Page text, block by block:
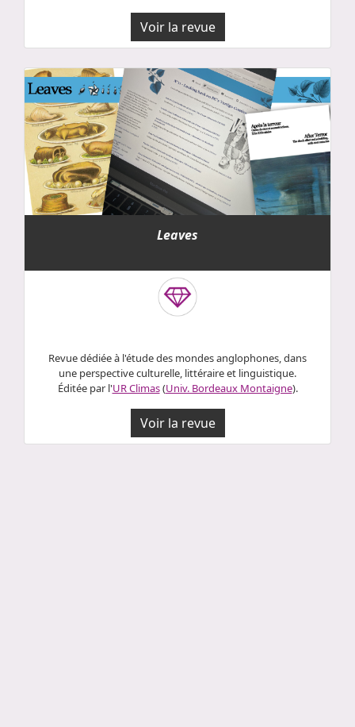
Voir la revue
Leaves
Revue dédiée à l'étude des mondes anglophones, dans
une perspective culturelle, littéraire et linguistique.
Éditée par l'UR Climas(Univ. Bordeaux Montaigne).
Voir la revue